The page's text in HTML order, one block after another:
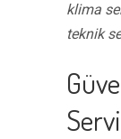
klima
teknik